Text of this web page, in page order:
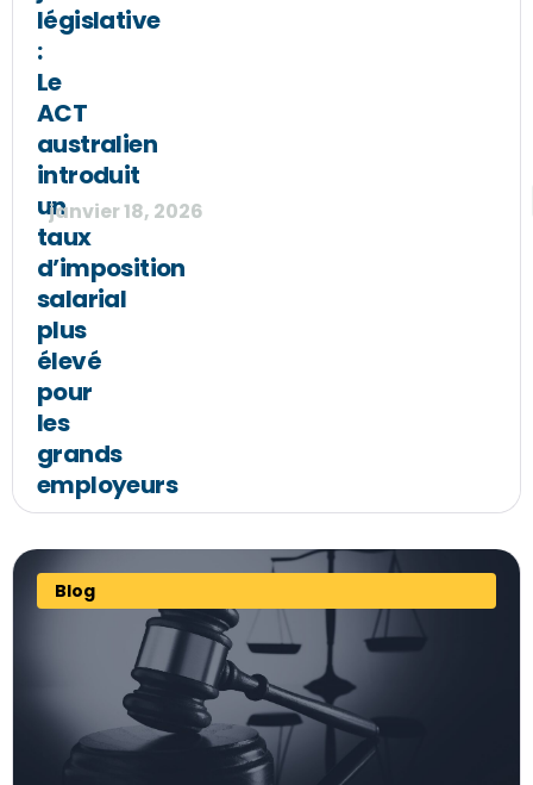
législative
:
Le
ACT
australien
introduit
un
taux
d’imposition
salarial
plus
élevé
pour
les
grands
employeurs
janvier 18, 2026
Blog